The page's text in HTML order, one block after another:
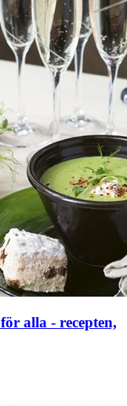
alla - recepten,